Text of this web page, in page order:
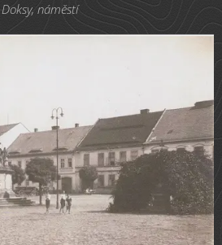
Doksy, náměstí